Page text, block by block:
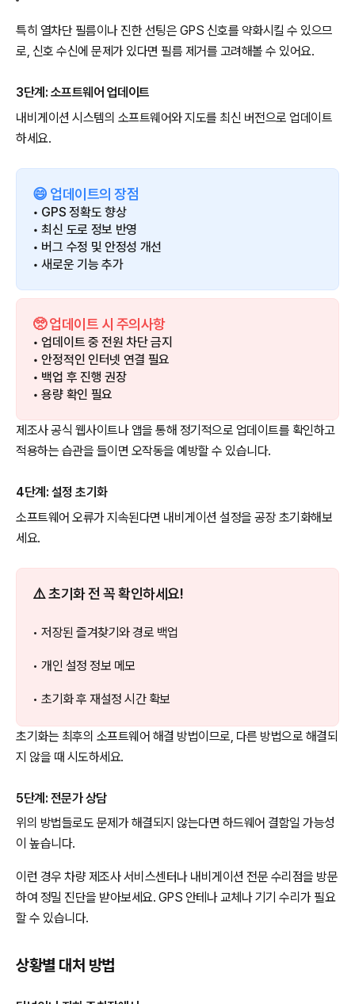
특히 열차단 필름이나 진한 선팅은 GPS 신호를 약화시킬 수 있으므
로, 신호 수신에 문제가 있다면 필름 제거를 고려해볼 수 있어요.
3단계: 소프트웨어 업데이트
내비게이션 시스템의 소프트웨어와 지도를 최신 버전으로 업데이트
하세요.
😄 업데이트의 장점
• GPS 정확도 향상
• 최신 도로 정보 반영
• 버그 수정 및 안정성 개선
• 새로운 기능 추가
🥺 업데이트 시 주의사항
• 업데이트 중 전원 차단 금지
• 안정적인 인터넷 연결 필요
• 백업 후 진행 권장
• 용량 확인 필요
제조사 공식 웹사이트나 앱을 통해 정기적으로 업데이트를 확인하고
적용하는 습관을 들이면 오작동을 예방할 수 있습니다.
4단계: 설정 초기화
소프트웨어 오류가 지속된다면 내비게이션 설정을 공장 초기화해보
세요.
⚠️ 초기화 전 꼭 확인하세요!
• 저장된 즐겨찾기와 경로 백업
• 개인 설정 정보 메모
• 초기화 후 재설정 시간 확보
초기화는 최후의 소프트웨어 해결 방법이므로, 다른 방법으로 해결되
지 않을 때 시도하세요.
5단계: 전문가 상담
위의 방법들로도 문제가 해결되지 않는다면 하드웨어 결함일 가능성
이 높습니다.
이런 경우 차량 제조사 서비스센터나 내비게이션 전문 수리점을 방문
하여 정밀 진단을 받아보세요. GPS 안테나 교체나 기기 수리가 필요
할 수 있습니다.
상황별 대처 방법